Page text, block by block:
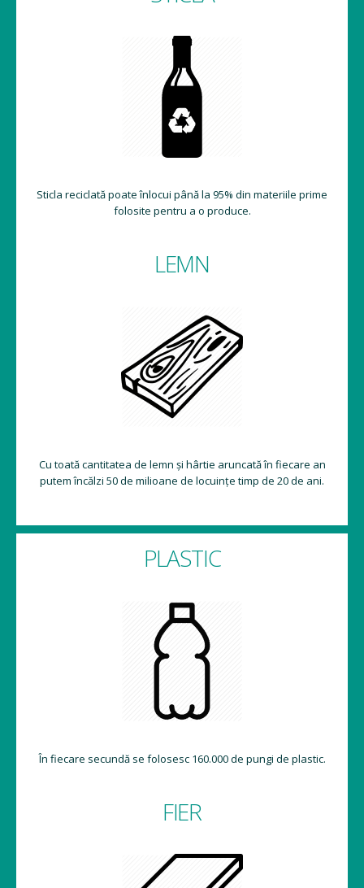
Sticla reciclată poate înlocui până la 95% din materiile prime
folosite pentru a o produce.
LEMN
Cu toată cantitatea de lemn și hârtie aruncată în fiecare an
putem încălzi 50 de milioane de locuințe timp de 20 de ani.
PLASTIC
În fiecare secundă se folosesc 160.000 de pungi de plastic.
FIER